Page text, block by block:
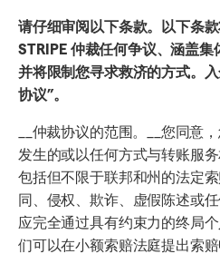
请仔细审阅以下条款。以下条
STRIPE 仲裁任何争议、涵盖
并将限制您寻求救济的方式。
协议”。
__仲裁协议的范围。__您同意
发生的或以任何方式与转账服
包括但不限于联邦和州的法定
同、侵权、欺诈、虚假陈述或
应完全通过具有约束力的终局
们可以在小额索赔法庭提出索